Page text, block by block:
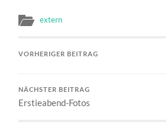
extern
VORHERIGER BEITRAG
NÄCHSTER BEITRAG
Erstieabend-Fotos